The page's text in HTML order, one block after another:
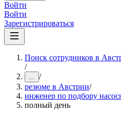
Войти
Войти
Зарегистрироваться
Поиск сотрудников в
/
... /
резюме в Австрии/
инженер по подбору
полный день